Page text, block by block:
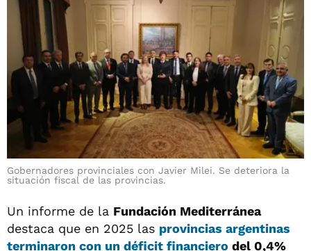
Gobernadores provinciales con Javier Milei. Se deteriora la
situación fiscal de las provincias.
Un informe de la Fundación Mediterránea
destaca que en 2025 las provincias argentinas
terminaron con un déficit financiero del 0,4%